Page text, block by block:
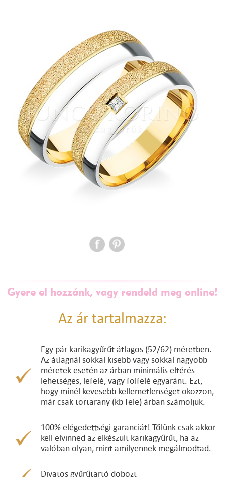
Gyere el hozzánk, vagy rendeld meg online!
Az ár tartalmazza:
Egy pár karikagyűrűt átlagos (52/62) méretben.
Az átlagnál sokkal kisebb vagy sokkal nagyobb
méretek esetén az árban minimális eltérés
lehetséges, lefelé, vagy fölfelé egyaránt. Ezt,
hogy minél kevesebb kellemetlenséget okozzon,
már csak törtarany (kb fele) árban számoljuk.
100% elégedettségi garanciát! Tőlünk csak akkor
kell elvinned az elkészült karikagyűrűt, ha az
valóban olyan, mint amilyennek megálmodtad.
Divatos gyűrűtartó dobozt